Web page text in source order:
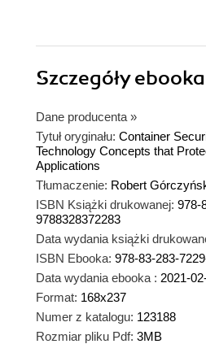
Szczegółyebooka
Dane producenta »
Tytuł oryginału: Container
Technology Concepts that
Applications
Tłumaczenie: Robert
ISBN Książki drukowanej: 978-
9788328372283
Data wydania książki
ISBN Ebooka: 978-83-283-
Data wydania ebooka : 2021-
Format: 168x237
Numer z katalogu: 123188
Rozmiar pliku Pdf: 3MB